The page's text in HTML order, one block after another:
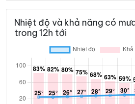
Nhiệt độ và khả năng có
trong 12h tới